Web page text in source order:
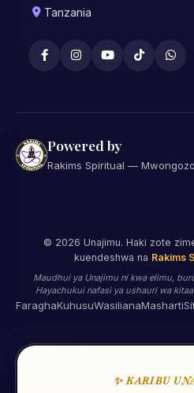
Tanzania
Powered by
Rakims Spiritual —
© 2026 Unajimu. Haki zote
kuendeshwa na Rakims
Maudhui ya Unajimu ni kwa elimu,
Hayachukui nafasi ya ushauri wa
FaraghaKuhusuWasilianaMasharti
✨ KARIBU